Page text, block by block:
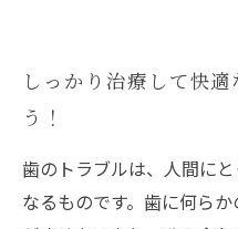
しっかり治療して快
う！
歯のトラブルは、人間に
なるものです。歯に何ら